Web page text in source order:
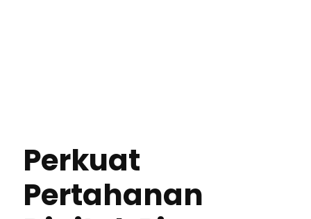
Perkuat
Pertahanan